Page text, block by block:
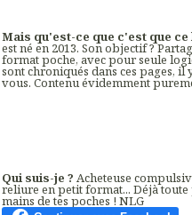
Mais qu'est-ce que c'est que ce
est né en 2013. Son objectif ?
format poche, avec pour seule
sont chroniqués dans ces pages,
vous. Contenu évidemment
Qui suis-je ? Acheteuse
reliure en petit format... Déjà
mains de tes poches ! NLG